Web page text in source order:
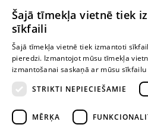
Ievērībai: Yesyes.lv satur atklātu
šo vietni vari tikai no 18
info@yesyes.lv
Šajā tīmekļa vietnē tiek
sīkfaili
Šajā tīmekļa vietnē tiek izmantoti
pieredzi. Izmantojot mūsu tīmekļa
izmantošanai saskaņā ar mūsu
STRIKTI NEPIECIEŠAMIE
MĒRĶA